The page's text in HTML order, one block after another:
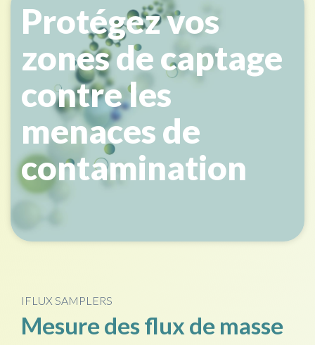
Protégez vos
zones de captage
contre les
menaces de
contamination
IFLUX SAMPLERS
Mesure des flux de masse